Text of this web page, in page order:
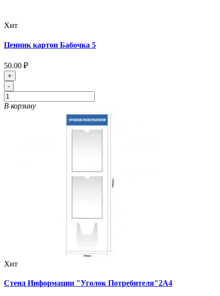
Хит
Ценник картон Бабочка 5
50.00 ₽
+
-
В корзину
Хит
Стенд Информации "Уголок Потребителя"2А4